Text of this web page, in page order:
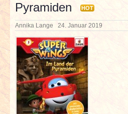
NEWS & DATES
BERICHTE
VERLOSUNGEN
INTERVIEWS
SPECIALS
Pyramiden
HOT
Annika Lange 24. Januar 2019